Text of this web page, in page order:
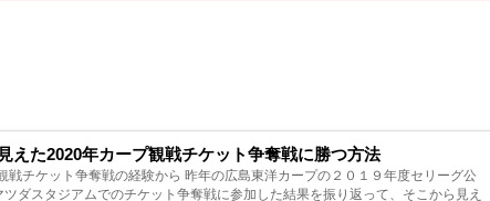
えた2020年カープ観戦チケット争奪戦に勝つ方法
戦チケット争奪戦の経験から 昨年の広島東洋カープの２０１９年度セリーグ公
ツダスタジアムでのチケット争奪戦に参加した結果を振り返って、そこから見え